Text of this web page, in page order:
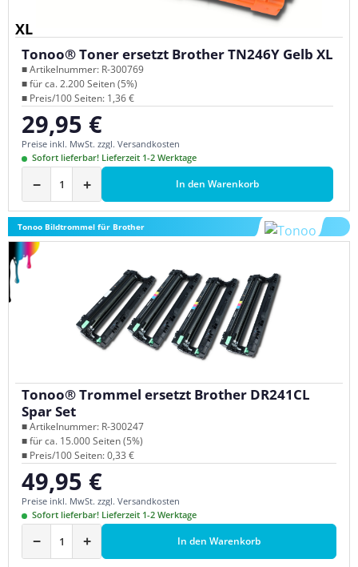
XL
Tonoo® Toner ersetzt Brother TN246Y Gelb XL
■ Artikelnummer: R-300769
■ für ca. 2.200 Seiten (5%)
■ Preis/100 Seiten: 1,36 €
Regulärer Preis:
29,95 €
Preise inkl. MwSt. zzgl. Versandkosten
Sofort lieferbar! Lieferzeit 1-2 Werktage
− + In den Warenkorb
Tonoo Bildtrommel für Brother
Tonoo® Trommel ersetzt Brother DR241CL
Spar Set
■ Artikelnummer: R-300247
■ für ca. 15.000 Seiten (5%)
■ Preis/100 Seiten: 0,33 €
Regulärer Preis:
49,95 €
Preise inkl. MwSt. zzgl. Versandkosten
Sofort lieferbar! Lieferzeit 1-2 Werktage
− + In den Warenkorb